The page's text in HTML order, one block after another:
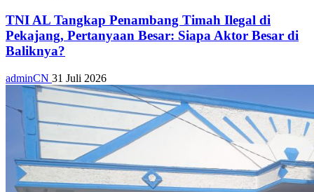
TNI AL Tangkap Penambang Timah Ilegal di
Pekajang, Pertanyaan Besar: Siapa Aktor Besar di
Baliknya?
adminCN 31 Juli 2026